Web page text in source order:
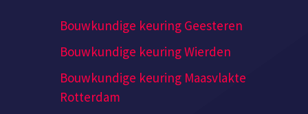
Bouwkundige keuring Geesteren
Bouwkundige keuring Wierden
Bouwkundige keuring Maasvlakte
Rotterdam